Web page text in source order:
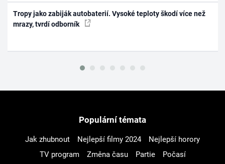
Tropy jako zabiják autobaterií. Vysoké teploty škodí více než
mrazy, tvrdí odborník
Populární témata
Jak zhubnout Nejlepší filmy 2024
Nejlepší horory
TV program
Změna času Partie
Počasí